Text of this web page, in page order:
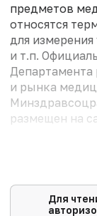
предметов
относятся
для
и т.п.
Департамента
и рынка
размещен на
Для